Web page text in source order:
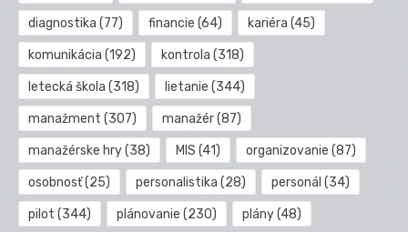
diagnostika (77) financie (64) kariéra (45)
komunikácia (192) kontrola (318)
letecká škola (318) lietanie (344)
manažment (307) manažér(87)
manažérske hry(38) MIS (41) organizovanie (87)
osobnosť(25) personalistika (28) personál (34)
pilot (344) plánovanie (230) plány(48)